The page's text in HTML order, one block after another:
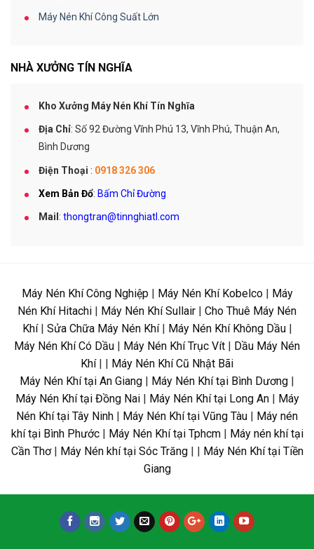
Máy Nén Khí Công Suất Lớn
NHÀ XƯỞNG TÍN NGHĨA
Kho Xưởng Máy Nén Khí Tín Nghĩa
Địa Chỉ: Số 92 Đường Vĩnh Phú 13, Vĩnh Phú, Thuận An,
Bình Dương
Điện Thoại : 0918 326 306
Xem Bản Đổ: Bấm Chỉ Đường
Mail : thongtran@tinnghiatl.com
Máy Nén Khí Công Nghiệp| Máy Nén Khí Kobelco| Máy
Nén Khí Hitachi | Máy Nén Khí Sullair | Cho Thuê Máy Nén
Khí| Sửa Chữa Máy Nén Khí| Máy Nén Khí Không Dầu|
Máy Nén Khí Có Dầu | Máy Nén Khí Trục Vít | Dầu Máy Nén
Khí| | Máy Nén Khí Cũ Nhật Bãi
Máy Nén Khí tại An Giang | Máy Nén Khí tại Bình Dương |
Máy Nén Khí tại Đồng Nai| Máy Nén Khí tại Long An| Máy
Nén Khí tại Tây Ninh | Máy Nén Khí tại Vũng Tàu | Máy nén
khí tại Bình Phước| Máy Nén Khí tại Tphcm| Máy nén khí tại
Cần Thơ| Máy Nén khí tại Sóc Trăng| | Máy Nén Khí tại Tiền
Giang